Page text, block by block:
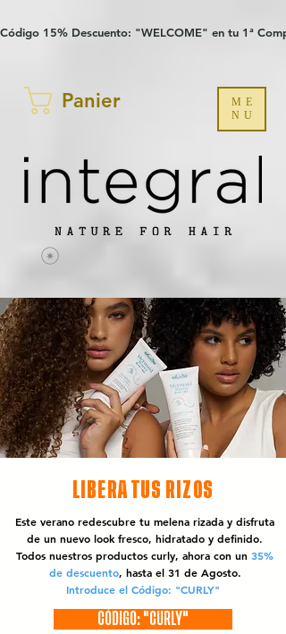
Código 15% Descuento: "WELCOME" en tu 1ª
Panier
ME
NU
LIBERA TUS RIZOS
Este verano redescubre tu melena rizada y disfruta
de un nuevo look fresco, hidratado y definido.
Todos nuestros productos curly, ahora con un 35%
de descuento, hasta el 31 de Agosto.
Introduce el Código: "CURLY"
CÓDIGO: "CURLY"